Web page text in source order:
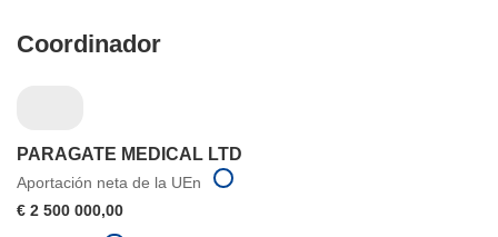
Coordinador
PARAGATE MEDICAL LTD
Aportación neta de la UEn
€ 2 500 000,00